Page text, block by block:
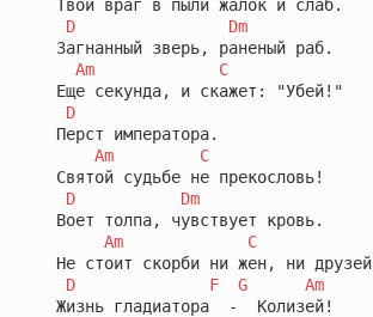
   Твой враг в пыли жалок и слаб.
D
Dm
   Загнанный зверь, раненый раб.
Am
C
   Еще секунда, и скажет: "Убей!"
D
   Перст императора.
Am
C
   Святой судьбе не прекословь!
D
Dm
   Воет толпа, чувствует кровь.
Am
C
   Не стоит скорби ни жен, ни друзей
D
F G
Am
   Жизнь гладиатора  -  Колизей!